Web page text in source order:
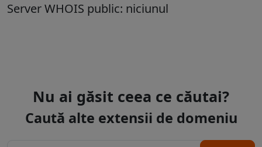
Server WHOIS public: niciunul
Nu ai găsit ceea ce căutai?
Caută alte extensii de domeniu